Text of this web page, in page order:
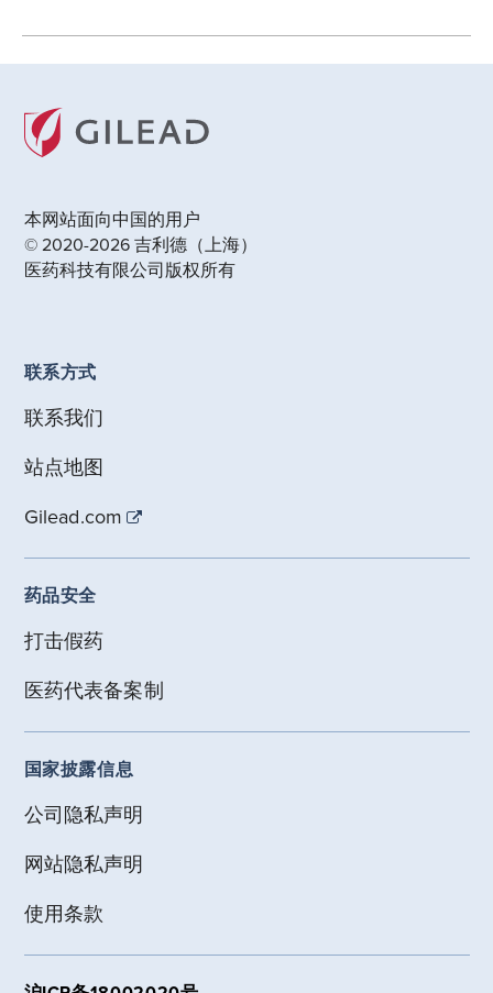
本网站面向中国的用户
© 2020-2026 吉利德（上海）
医药科技有限公司版权所有
联系方式
联系我们
站点地图
Gilead.com
药品安全
打击假药
医药代表备案制
国家披露信息
公司隐私声明
网站隐私声明
使用条款